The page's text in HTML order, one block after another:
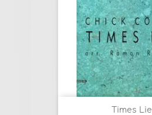
Times Lie